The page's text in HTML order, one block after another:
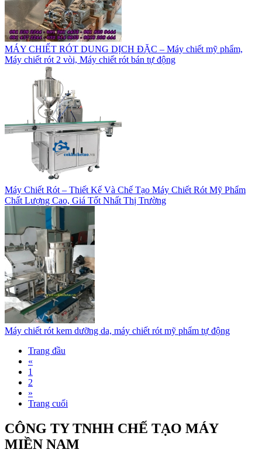
MÁY CHIẾT RÓT DUNG DỊCH ĐẶC – Máy chiết mỹ phẩm,
Máy chiết rót 2 vòi, Máy chiết rót bán tự động
Máy Chiết Rót – Thiết Kế Và Chế Tạo Máy Chiết Rót Mỹ Phẩm
Chất Lượng Cao, Giá Tốt Nhất Thị Trường
Máy chiết rót kem dưỡng da, máy chiết rót mỹ phẩm tự động
Trang đầu
«
1
2
»
Trang cuối
CÔNG TY TNHH CHẾ TẠO MÁY
MIỀN NAM